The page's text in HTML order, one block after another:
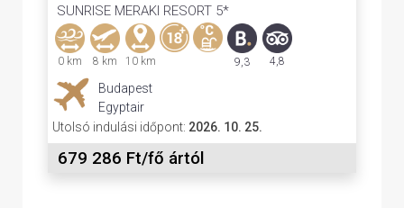
SUNRISE MERAKI RESORT 5*
0 km 8 km 10 km 9,3 4,8
Budapest
Egyptair
Utolsó indulási időpont: 2026. 10. 25.
679 286 Ft/fő ártól